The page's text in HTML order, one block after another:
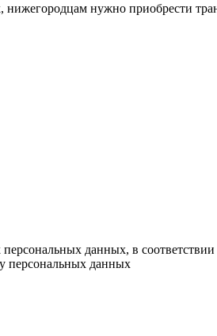
нужно приобрести
данных, в
персональных данных